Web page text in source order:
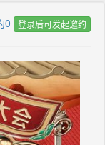
0 登录后可发起邀约